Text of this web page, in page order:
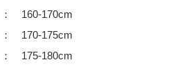
160-170cm
170-175cm
175-180cm